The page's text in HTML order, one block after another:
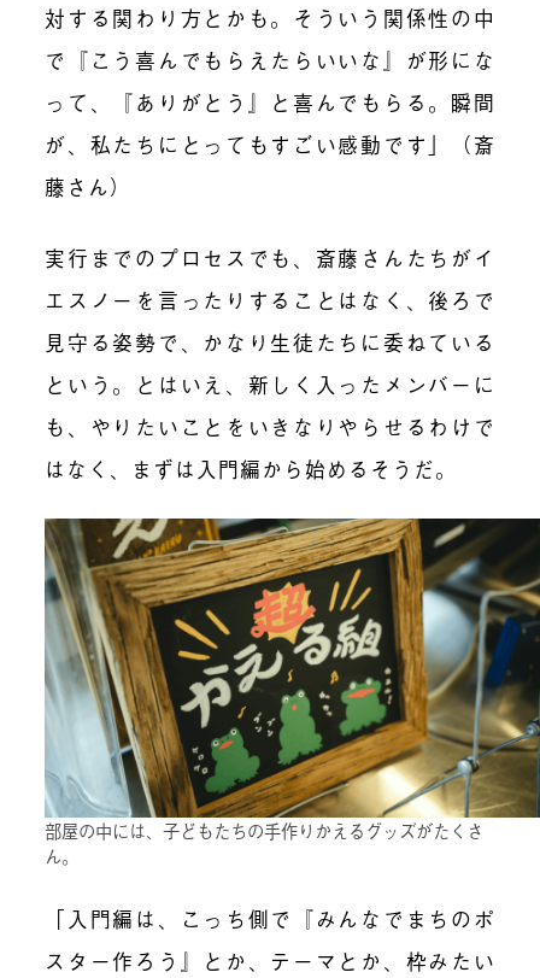
対する関わり方とかも。そういう関係性の中
で『こう喜んでもらえたらいいな』が形にな
って、『ありがとう』と喜んでもらる。瞬間
が、私たちにとってもすごい感動です」（斎
藤さん）
実行までのプロセスでも、斎藤さんたちがイ
エスノーを言ったりすることはなく、後ろで
見守る姿勢で、かなり生徒たちに委ねている
という。とはいえ、新しく入ったメンバーに
も、やりたいことをいきなりやらせるわけで
はなく、まずは入門編から始めるそうだ。
部屋の中には、子どもたちの手作りかえるグッズがたくさ
ん。
「入門編は、こっち側で『みんなでまちのポ
スター作ろう』とか、テーマとか、枠みたい